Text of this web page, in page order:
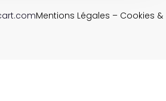
Mentions Légales – Cookies